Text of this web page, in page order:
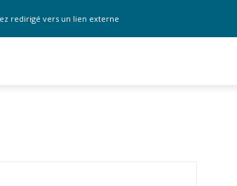
redirigé vers un lien externe